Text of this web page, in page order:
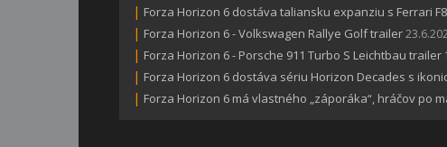
| Forza Horizon 6 dostáva taliansku expanziu s Ferrari
| Forza Horizon 6 - Volkswagen Rallye Golf trailer
| Forza Horizon 6 - Porsche 911 Turbo S Leichtbau trailer
| Forza Horizon 6 dostáva sériu Horizon Decades s
| Forza Horizon 6 má vlastného „záporáka“, hráčov po